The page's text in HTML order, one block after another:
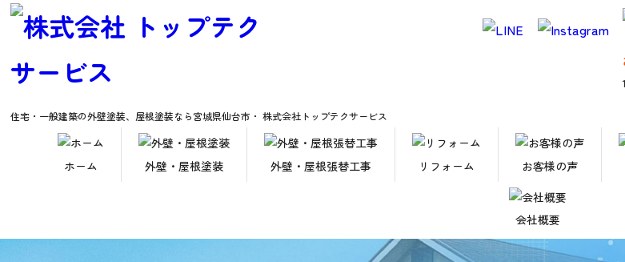
住宅・一般建築の外壁塗装、屋根塗装なら宮城県仙台市・ 株式会社トップテクサービス
ホーム 外壁・屋根塗装 外壁・屋根張替工事 リフォーム お客様の声
会社概要